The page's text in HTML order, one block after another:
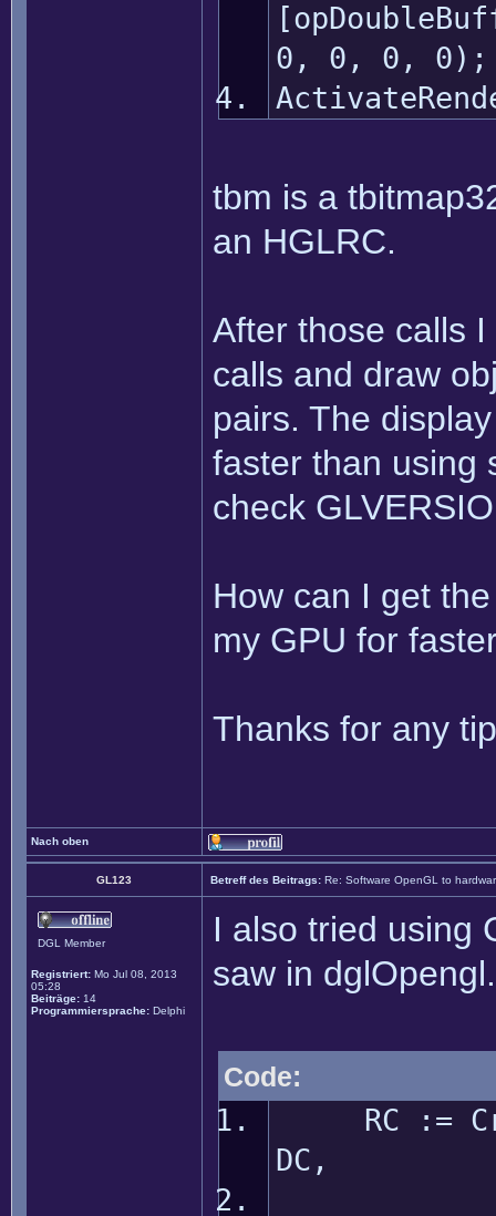
0, 0, 0, 0);
tbm is a
an HGLRC.
After those calls
calls and draw
pairs. The
faster than using
check
How can I get
my GPU for
Thanks for any
Nach oben
GL123 Betreff des Beitrags: Re: Software OpenGL to
DGL Member
Registriert: Mo Jul 08, 2013
05:28
Beiträge: 14
Programmiersprache: Delphi
I also tried using
saw in
Code:
RC :=
DC,